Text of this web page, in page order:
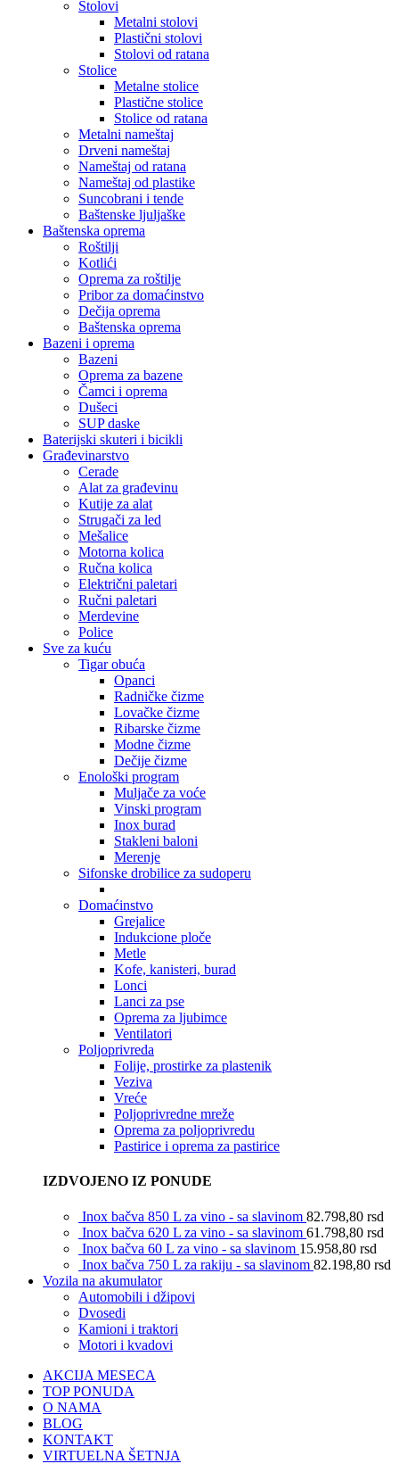
Stolovi
Metalni stolovi
Plastični stolovi
Stolovi od ratana
Stolice
Metalne stolice
Plastične stolice
Stolice od ratana
Metalni nameštaj
Drveni nameštaj
Nameštaj od ratana
Nameštaj od plastike
Suncobrani i tende
Baštenske ljuljaške
Baštenska oprema
Roštilji
Kotlići
Oprema za roštilje
Pribor za domaćinstvo
Dečija oprema
Baštenska oprema
Bazeni i oprema
Bazeni
Oprema za bazene
Čamci i oprema
Dušeci
SUP daske
Baterijski skuteri i bicikli
Građevinarstvo
Cerade
Alat za građevinu
Kutije za alat
Strugači za led
Mešalice
Motorna kolica
Ručna kolica
Električni paletari
Ručni paletari
Merdevine
Police
Sve za kuću
Tigar obuća
Opanci
Radničke čizme
Lovačke čizme
Ribarske čizme
Modne čizme
Dečije čizme
Enološki program
Muljače za voće
Vinski program
Inox burad
Stakleni baloni
Merenje
Sifonske drobilice za sudoperu
Domaćinstvo
Grejalice
Indukcione ploče
Metle
Kofe, kanisteri, burad
Lonci
Lanci za pse
Oprema za ljubimce
Ventilatori
Poljoprivreda
Folije, prostirke za plastenik
Veziva
Vreće
Poljoprivredne mreže
Oprema za poljoprivredu
Pastirice i oprema za pastirice
IZDVOJENO IZ PONUDE
Inox bačva 850 L za vino - sa slavinom 82.798,80 rsd
Inox bačva 620 L za vino - sa slavinom 61.798,80 rsd
Inox bačva 60 L za vino - sa slavinom 15.958,80 rsd
Inox bačva 750 L za rakiju - sa slavinom 82.198,80 rsd
Vozila na akumulator
Automobili i džipovi
Dvosedi
Kamioni i traktori
Motori i kvadovi
AKCIJA MESECA
TOP PONUDA
O NAMA
BLOG
KONTAKT
VIRTUELNA ŠETNJA